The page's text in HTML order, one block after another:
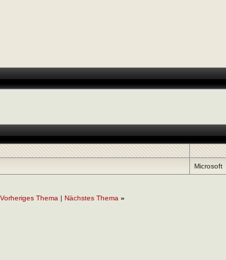
Microsoft
Vorheriges Thema| Nächstes Thema »